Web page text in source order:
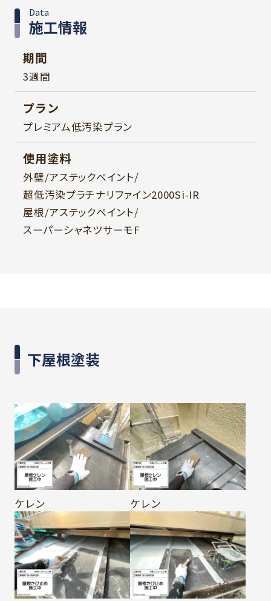
施工情報
Data
期間
3週間
プラン
プレミアム低汚染プラン
使用塗料
外壁/アステックペイント/
超低汚染プラチナリファイン2000Si-IR
屋根/アステックペイント/
スーパーシャネツサーモF
下屋根塗装
ケレン ケレン